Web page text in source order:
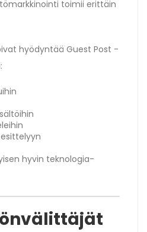
toimii erittäin
hyödyntää Guest Post -
hyvin teknologia-